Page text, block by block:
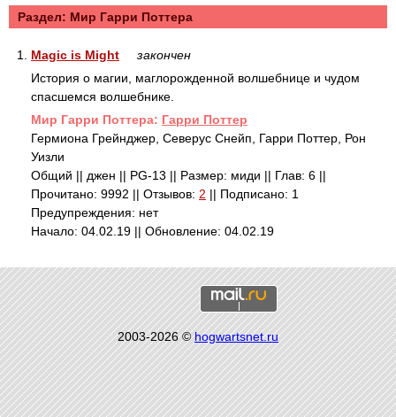
Раздел: Mир Гарри Поттера
1. Magic is Might
закончен
История о магии, маглорожденной волшебнице и чудом
спасшемся волшебнике.
Mир Гарри Поттера: Гарри Поттер
Гермиона Грейнджер, Северус Снейп, Гарри Поттер, Рон
Уизли
Общий || джен || PG-13 || Размер: миди || Глав: 6 ||
Прочитано: 9992 || Отзывов: 2 || Подписано: 1
Предупреждения: нет
Начало: 04.02.19 || Обновление: 04.02.19
2003-2026 ©hogwartsnet.ru